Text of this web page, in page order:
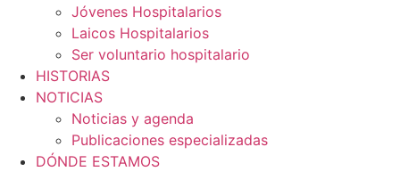
Jóvenes Hospitalarios
Laicos Hospitalarios
Ser voluntario hospitalario
HISTORIAS
NOTICIAS
Noticias y agenda
Publicaciones especializadas
DÓNDE ESTAMOS